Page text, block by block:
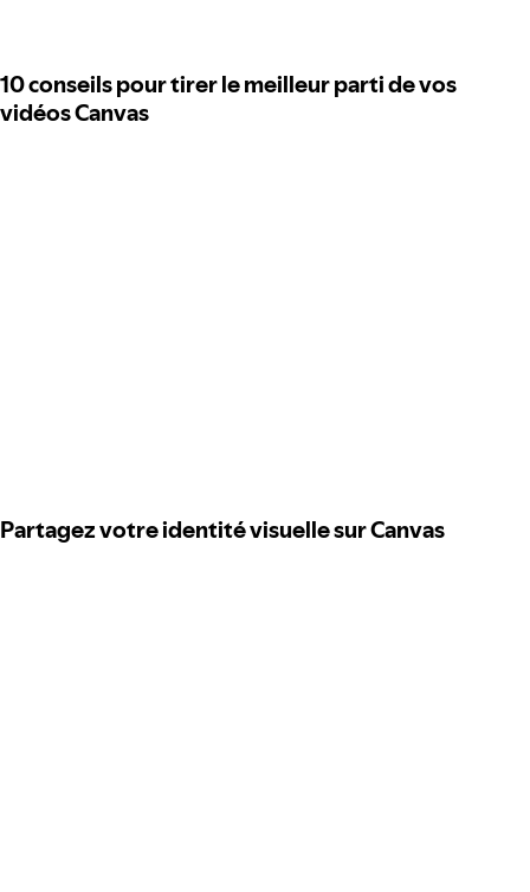
10 conseils pour tirer le meilleur parti de vos
vidéos Canvas
Partagez votre identité visuelle sur Canvas